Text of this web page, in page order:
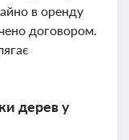
в оренду
договором.
дерев у